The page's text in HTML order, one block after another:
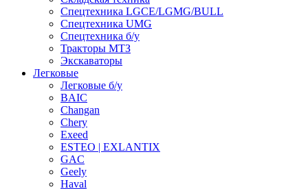
Спецтехника LGCE/LGMG/BULL
Спецтехника UMG
Спецтехника б/у
Тракторы МТЗ
Экскаваторы
Легковые
Легковые б/у
BAIC
Changan
Chery
Exeed
ESTEO | EXLANTIX
GAC
Geely
Haval